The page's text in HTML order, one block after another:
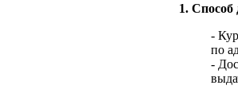
1. Способ
-
по
-